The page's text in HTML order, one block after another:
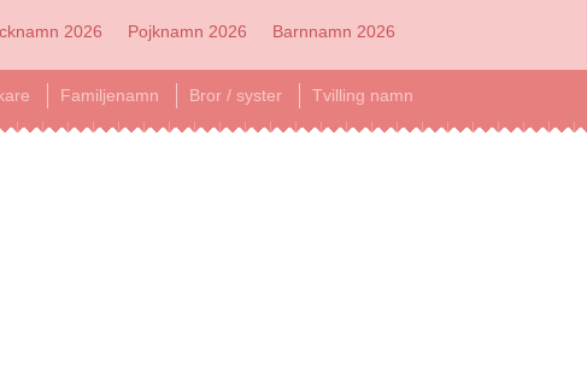
2026 Pojknamn 2026 Barnnamn 2026
Familjenamn Bror / syster Tvilling namn